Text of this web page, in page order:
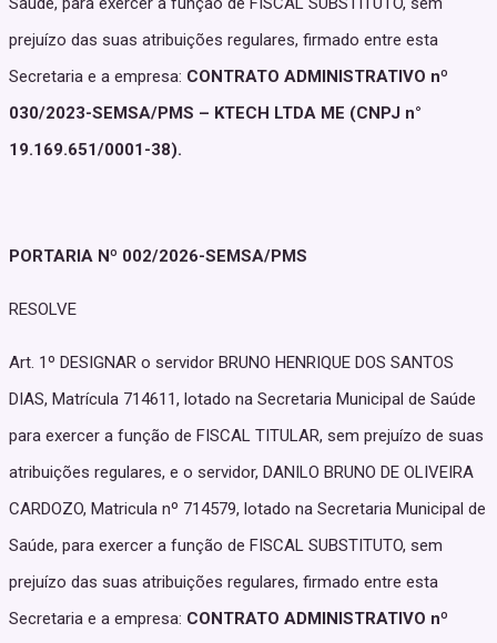
prejuízo das suas atribuições regulares, firmado entre esta
Secretaria e a empresa: CONTRATO ADMINISTRATIVO nº
030/2023-SEMSA/PMS – KTECH LTDA ME (CNPJ n°
19.169.651/0001-38).
PORTARIA Nº 002/2026-SEMSA/PMS
RESOLVE
Art. 1º DESIGNAR o servidor BRUNO HENRIQUE DOS SANTOS
DIAS, Matrícula 714611, lotado na Secretaria Municipal de Saúde
para exercer a função de FISCAL TITULAR, sem prejuízo de suas
atribuições regulares, e o servidor, DANILO BRUNO DE OLIVEIRA
CARDOZO, Matricula nº 714579, lotado na Secretaria Municipal de
Saúde, para exercer a função de FISCAL SUBSTITUTO, sem
prejuízo das suas atribuições regulares, firmado entre esta
Secretaria e a empresa: CONTRATO ADMINISTRATIVO nº